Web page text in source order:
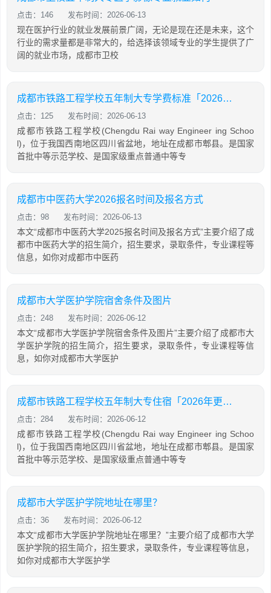
点击：146 发布时间：2026-06-13
现在医护行业的就业发展前景广阔，无论是现在还是未来，这个
行业的需求量都是非常大的，给选择该领域专业的学生提供了广
阔的就业市场，成都市卫校
成都市铁路工程学校五年制大专学费标准「2026年更新」
点击：125 发布时间：2026-06-13
成都市铁路工程学校(Chengdu Rai way Engineer ing Schoo
l)，位于我国西南地区四川省盆地，地址在成都市郫县。是国家
首批中等示范学校、是国家级重点普通中等专
成都市中医药大学2026报名时间及报名方式
点击：98 发布时间：2026-06-13
本文“成都市中医药大学2025报名时间及报名方式”主要介绍了成
都市中医药大学的招生简介，招生要求，录取条件，专业课程等
信息，如你对成都市中医药
成都市大学医护学院宿舍条件及图片
点击：248 发布时间：2026-06-12
本文“成都市大学医护学院宿舍条件及图片”主要介绍了成都市大
学医护学院的招生简介，招生要求，录取条件，专业课程等信
息，如你对成都市大学医护
成都市铁路工程学校五年制大专住宿「2026年更新」
点击：284 发布时间：2026-06-12
成都市铁路工程学校(Chengdu Rai way Engineer ing Schoo
l)，位于我国西南地区四川省盆地，地址在成都市郫县。是国家
首批中等示范学校、是国家级重点普通中等专
成都市大学医护学院地址在哪里？
点击：36 发布时间：2026-06-12
本文“成都市大学医护学院地址在哪里？”主要介绍了成都市大学
医护学院的招生简介，招生要求，录取条件，专业课程等信息，
如你对成都市大学医护学